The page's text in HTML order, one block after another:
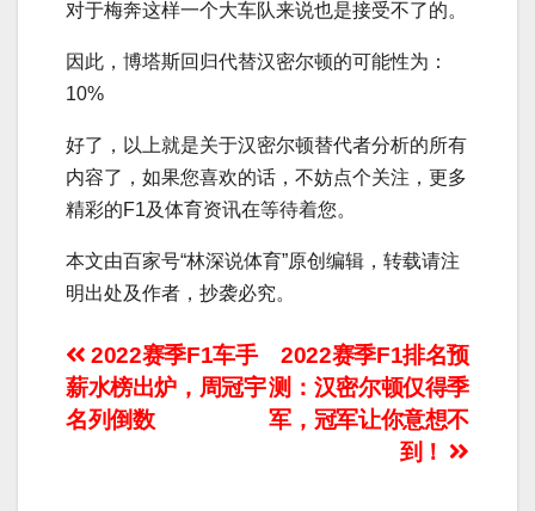
对于梅奔这样一个大车队来说也是接受不了的。
因此，博塔斯回归代替汉密尔顿的可能性为：
10%
好了，以上就是关于汉密尔顿替代者分析的所有
内容了， 如果您喜欢的话， 不妨点个关注，更多
精彩的F1及体育资讯在等待着您。
本文由百家号“林深说体育”原创编辑，转载请注
明出处及作者，抄袭必究。
文
章
2022赛季F1排名预
测：汉密尔顿仅得季
军，冠军让你意想不
到！
2022赛季F1车手
薪水榜出炉，周冠宇
名列倒数